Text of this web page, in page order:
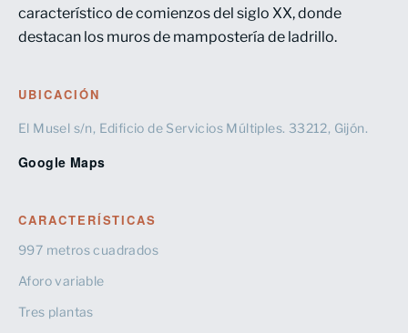
característico de comienzos del siglo XX, donde
destacan los muros de mampostería de ladrillo.
UBICACIÓN
El Musel s/n, Edificio de Servicios Múltiples. 33212, Gijón.
Google Maps
CARACTERÍSTICAS
997 metros cuadrados
Aforo variable
Tres plantas